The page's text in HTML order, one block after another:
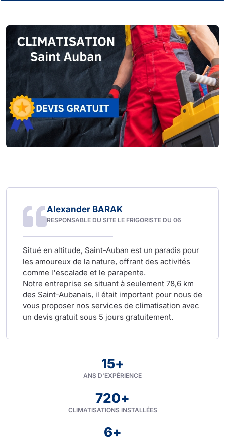
Alexander BARAK
RESPONSABLE DU SITE LE FRIGORISTE DU 06
Situé en altitude, Saint-Auban est un paradis pour
les amoureux de la nature, offrant des activités
comme l'escalade et le parapente.
Notre entreprise se situant à seulement 78,6 km
des Saint-Aubanais, il était important pour nous de
vous proposer nos services de climatisation avec
un devis gratuit sous 5 jours gratuitement.
ANS D'EXPÉRIENCE
15+
CLIMATISATIONS INSTALLÉES
720+
6+